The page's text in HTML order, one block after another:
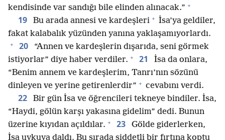
kendisinde var sandığı bile elinden alınacak.” +
19 Bu arada annesi ve kardeşleri + İsa’ya geldiler,
fakat kalabalık yüzünden yanına yaklaşamıyorlardı.
+ 20
“Annen ve kardeşlerin dışarıda, seni görmek
istiyorlar” diye haber verdiler. + 21
İsa da onlara,
“Benim annem ve kardeşlerim, Tanrı’nın sözünü
dinleyen ve yerine getirenlerdir” + cevabını verdi.
22
Bir gün İsa ve öğrencileri tekneye bindiler. İsa,
“Haydi, gölün karşı yakasına gidelim” dedi. Bunun
üzerine kıyıdan açıldılar. + 23
Gölde giderlerken,
İsa uykuya daldı. Bu sırada şiddetli bir fırtına koptu